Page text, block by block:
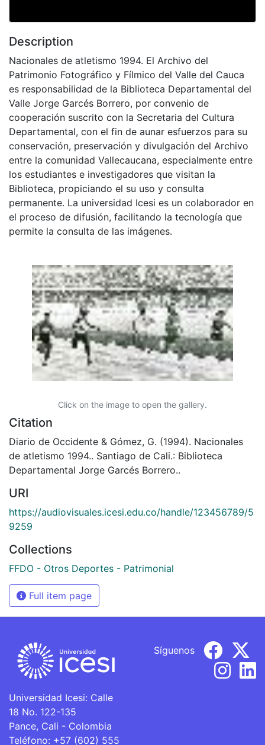
Description
Nacionales de atletismo 1994. El Archivo del
Patrimonio Fotográfico y Fílmico del Valle del Cauca
es responsabilidad de la Biblioteca Departamental del
Valle Jorge Garcés Borrero, por convenio de
cooperación suscrito con la Secretaria del Cultura
Departamental, con el fin de aunar esfuerzos para su
conservación, preservación y divulgación del Archivo
entre la comunidad Vallecaucana, especialmente entre
los estudiantes e investigadores que visitan la
Biblioteca, propiciando el su uso y consulta
permanente. La universidad Icesi es un colaborador en
el proceso de difusión, facilitando la tecnología que
permite la consulta de las imágenes.
Click on the image to open the gallery.
Citation
Diario de Occidente & Gómez, G. (1994). Nacionales
de atletismo 1994.. Santiago de Cali.: Biblioteca
Departamental Jorge Garcés Borrero..
URI
https://audiovisuales.icesi.edu.co/handle/123456789/5
9259
Collections
FFDO - Otros Deportes - Patrimonial
Full item page
Universidad Icesi: Calle
18 No. 122-135
Pance, Cali - Colombia
Teléfono: +57 (602) 555
Síguenos